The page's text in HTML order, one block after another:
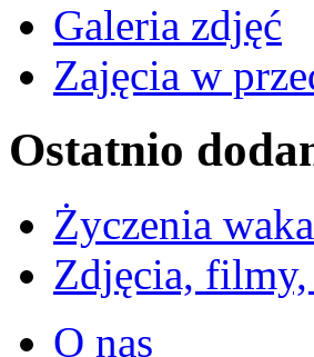
Galeria zdjęć
Zajęcia w
Ostatnio
Życzenia
Zdjęcia,
O nas